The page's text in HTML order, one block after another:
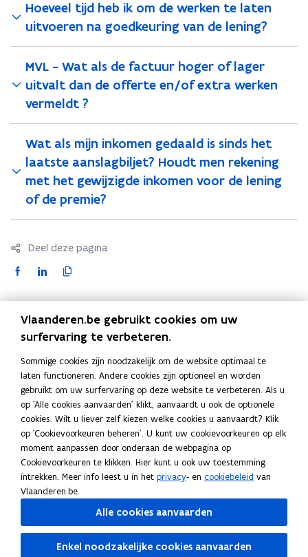
Hoeveel tijd heb ik om de werken te laten
uitvoeren na goedkeuring van de lening?
MVL - Wat als de factuur hoger of lager
uitvalt dan de offerte en/of extra werken
vermeldt ?
Wat als mijn inkomen gedaald is sinds het
laatste aanslagbiljet? Houdt men rekening
met het gewijzigde inkomen voor de lening
of de premie?
Deel deze pagina
F
c
L
n
k
e
n
o
p
e
n
t
n
i
K
p
i
e
l
i
n
k
n
a
r
l
e
Contact
Vraag over Mijn Verbouwlening? Stuur een mail naar
mijnverbouwlening@vlaanderen.be
(
o
p
e
n
t
i
n
w
.
Heeft u een vraag over een lopende Mijn Verbouwlening
of een ingediend aanvraagdossier? Neem contact op met
uw Energiehuis. Voor andere klachten kunt u gebruik
maken van het klachtenformulier.
Ook interessant
Privacyverklaring Mijn VerbouwLening
Vlaanderen.be gebruikt cookies om uw
surfervaring te verbeteren.
Sommige cookies zijn noodzakelijk om de website optimaal te
laten functioneren. Andere cookies zijn optioneel en worden
gebruikt om uw surfervaring op deze website te verbeteren. Als u
op 'Alle cookies aanvaarden' klikt, aanvaardt u ook de optionele
cookies. Wilt u liever zelf kiezen welke cookies u aanvaardt? Klik
op 'Cookievoorkeuren beheren'. U kunt uw cookievoorkeuren op elk
moment aanpassen door onderaan de webpagina op
Cookievoorkeuren te klikken. Hier kunt u ook uw toestemming
intrekken. Meer info leest u in het privacy- en cookiebeleid van
Vlaanderen.be.
Alle cookies aanvaarden
Enkel noodzakelijke cookies aanvaarden